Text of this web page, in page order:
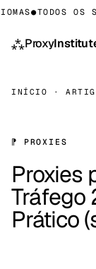
●TODOS OS
⁂Proxy
INÍCIO ·
⁋ PROXIES
Proxies
Tráfego
Prático